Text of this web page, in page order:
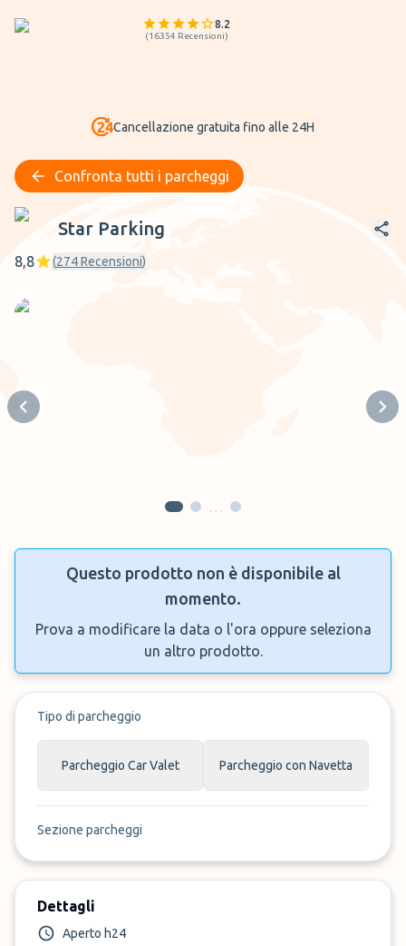
8.2
(16354 Recensioni)
Cancellazione gratuita fino alle 24H
Confronta tutti i parcheggi
Star Parking
Star Parking
8,8 (274Recensioni)
Previous slide
…
Questo prodotto non è disponibile al
momento.
Prova a modificare la data o l'ora oppure seleziona
un altro prodotto.
Tipo di parcheggio
Parcheggio Car Valet Parcheggio con Navetta
Sezione parcheggi
Dettagli
Aperto h24